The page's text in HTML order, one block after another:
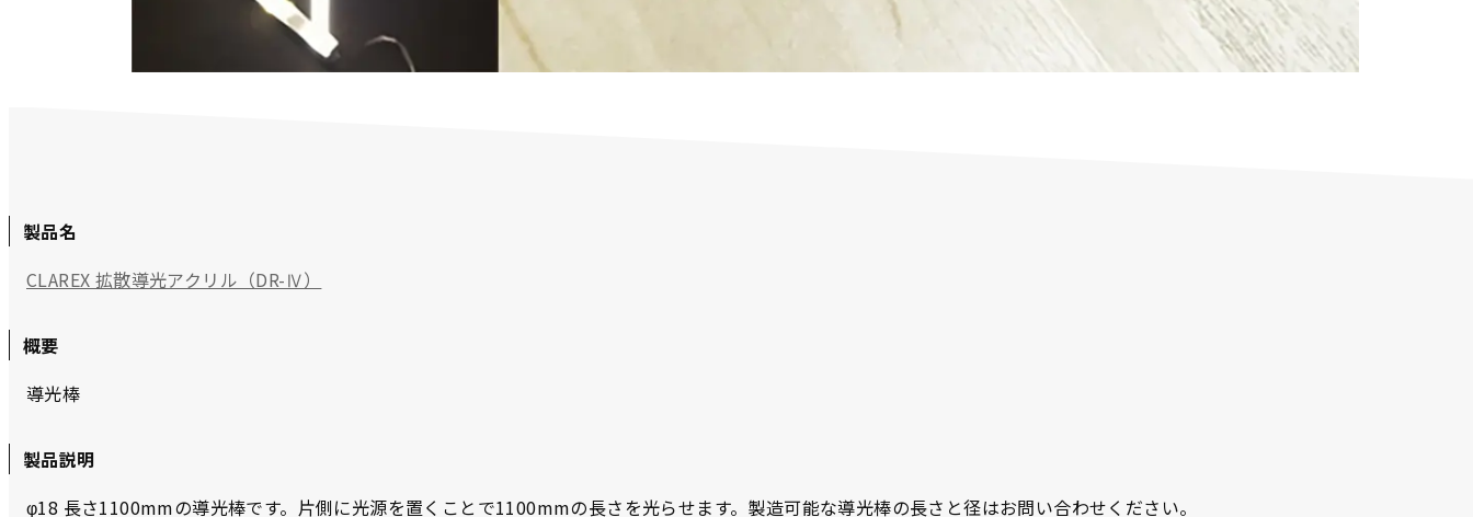
製品名
CLAREX 拡散導光アクリル（DR-Ⅳ）
概要
導光棒
製品説明
φ18 長さ1100mmの導光棒です。片側に光源を置くことで1100mmの長さを光らせます。製造可能な導光棒の長さと径はお問い合わせください。